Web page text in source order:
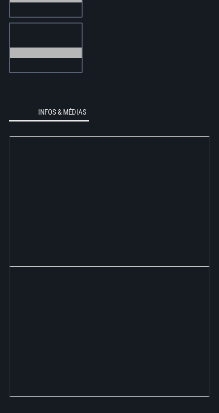
INFOS & MÉDIAS